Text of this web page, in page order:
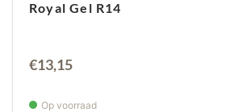
Royal Gel R14
€13,15
Op voorraad